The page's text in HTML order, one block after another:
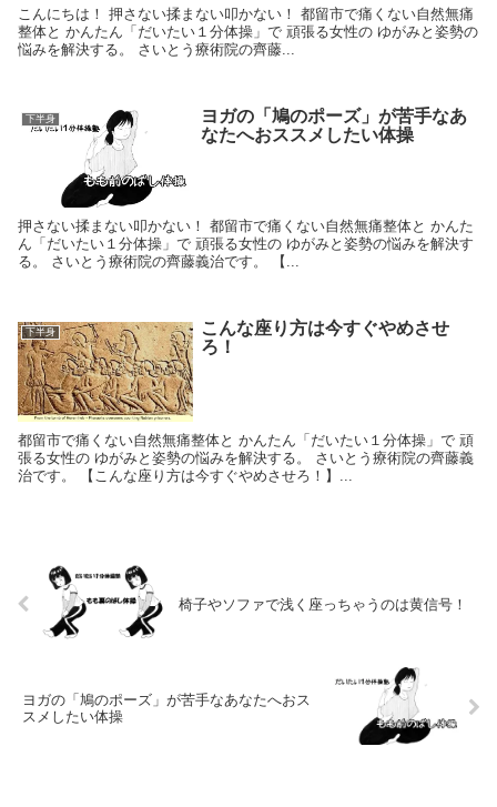
こんにちは！ 押さない揉まない叩かない！ 都留市で痛くない自然無痛
整体と かんたん「だいたい１分体操」で 頑張る女性の ゆがみと姿勢の
悩みを解決する。 さいとう療術院の齊藤...
下半身
ヨガの「鳩のポーズ」が苦手なあ
なたへおススメしたい体操
押さない揉まない叩かない！ 都留市で痛くない自然無痛整体と かんた
ん「だいたい１分体操」で 頑張る女性の ゆがみと姿勢の悩みを解決す
る。 さいとう療術院の齊藤義治です。 【...
下半身
こんな座り方は今すぐやめさせ
ろ！
都留市で痛くない自然無痛整体と かんたん「だいたい１分体操」で 頑
張る女性の ゆがみと姿勢の悩みを解決する。 さいとう療術院の齊藤義
治です。 【こんな座り方は今すぐやめさせろ！】...
椅子やソファで浅く座っちゃうのは黄信号！
ヨガの「鳩のポーズ」が苦手なあなたへおス
スメしたい体操